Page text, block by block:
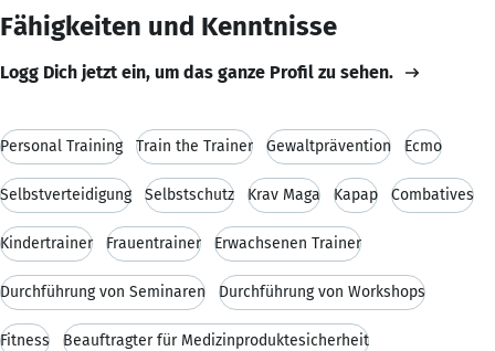
Fähigkeiten und Kenntnisse
Logg Dich jetzt ein, um das ganze Profil zu sehen.
Personal Training Train the Trainer Gewaltprävention Ecmo
Selbstverteidigung Selbstschutz Krav Maga Kapap Combatives
Kindertrainer Frauentrainer Erwachsenen Trainer
Durchführung von Seminaren Durchführung von Workshops
Fitness Beauftragter für Medizinproduktesicherheit